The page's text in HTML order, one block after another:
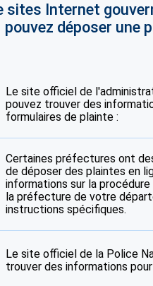
sites Internet
pouvez déposer une
Le site officiel de
pouvez trouver des
formulaires de plainte :
Certaines préfectures ont
de déposer des plaintes en
informations sur la
la préfecture de votre
instructions spécifiques.
Le site officiel de la Police
trouver des informations